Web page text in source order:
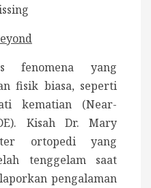
fenomena yang
fisik biasa, seperti
kematian (Near-
Kisah Dr. Mary
ortopedi yang
tenggelam saat
pengalaman